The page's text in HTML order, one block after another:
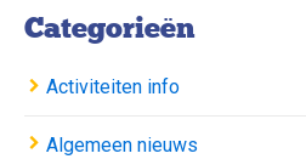
Categorieën
Activiteiten info
Algemeen nieuws